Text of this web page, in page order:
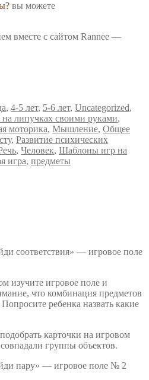
вы можете
вместе с сайтом Rannee —
, 4-5 лет, 5-6 лет, Uncategorized,
липучках своими руками,
моторика, Мышление, Общее
, Развитие психических
, Человек, Шаблоны игр на
игра, предметы
соответствия» — игровое поле
изучите игровое поле и
что комбинация предметов
ребенка назвать какие
карточки на игровом
группы объектов.
пару» — игровое поле № 2